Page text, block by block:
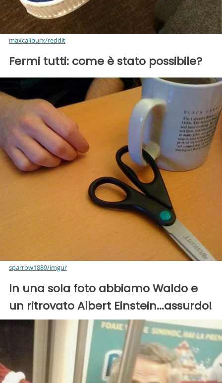
maxcaliburx/reddit
Fermi tutti: come è stato possibile?
sparrow1889/imgur
In una sola foto abbiamo Waldo e
un ritrovato Albert Einstein...assurdo!